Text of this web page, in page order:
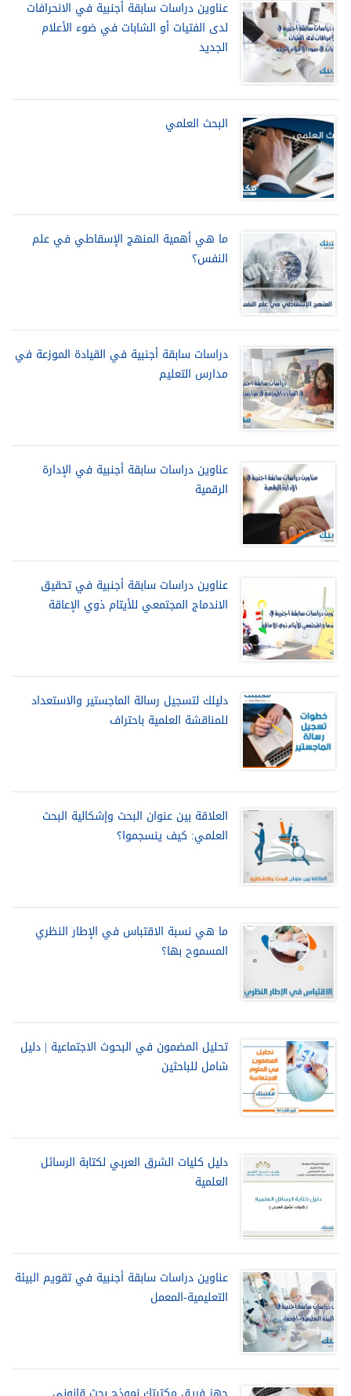
عناوين دراسات سابقة أجنبية في الانحرافات
لدى الفتيات أو الشابات في ضوء الأعلام
الجديد
البحث العلمي
ما هي أهمية المنهج الإسقاطي في علم
النفس؟
دراسات سابقة أجنبية في القيادة الموزعة في
مدارس التعليم
عناوين دراسات سابقة أجنبية في الإدارة
الرقمية
عناوين دراسات سابقة أجنبية في تحقيق
الاندماج المجتمعي للأيتام ذوي الإعاقة
دليلك لتسجيل رسالة الماجستير والاستعداد
للمناقشة العلمية باحتراف
العلاقة بين عنوان البحث وإشكالية البحث
العلمي: كيف ينسجموا؟
ما هي نسبة الاقتباس في الإطار النظري
المسموح بها؟
تحليل المضمون في البحوث الاجتماعية | دليل
شامل للباحثين
دليل كليات الشرق العربي لكتابة الرسائل
العلمية
عناوين دراسات سابقة أجنبية في تقويم البيئة
التعليمية-المعمل